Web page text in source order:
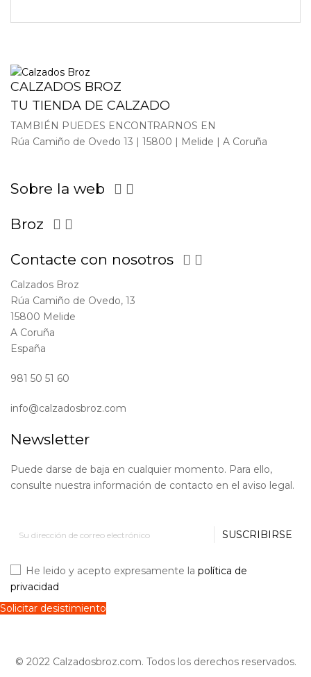
CALZADOS BROZ
TU TIENDA DE CALZADO
TAMBIÉN PUEDES ENCONTRARNOS EN
Rúa Camiño de Ovedo 13 | 15800 | Melide | A Coruña
Sobre la web  
Broz  
Contacte con nosotros  
Calzados Broz
Rúa Camiño de Ovedo, 13
15800 Melide
A Coruña
España
981 50 51 60
info@calzadosbroz.com
Newsletter
Puede darse de baja en cualquier momento. Para ello,
consulte nuestra información de contacto en el aviso legal.
SUSCRIBIRSE
He leido y acepto expresamente la política de
privacidad
Solicitar desistimiento
© 2022 Calzadosbroz.com. Todos los derechos reservados.